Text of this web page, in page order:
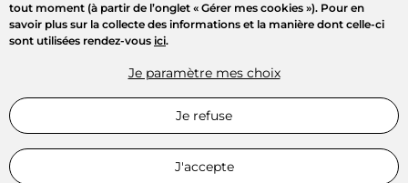
tout moment (à partir de l’onglet « Gérer mes cookies »). Pour en
savoir plus sur la collecte des informations et la manière dont celle-ci
sont utilisées rendez-vous ici.
Je paramètre mes choix
Je refuse
J'accepte